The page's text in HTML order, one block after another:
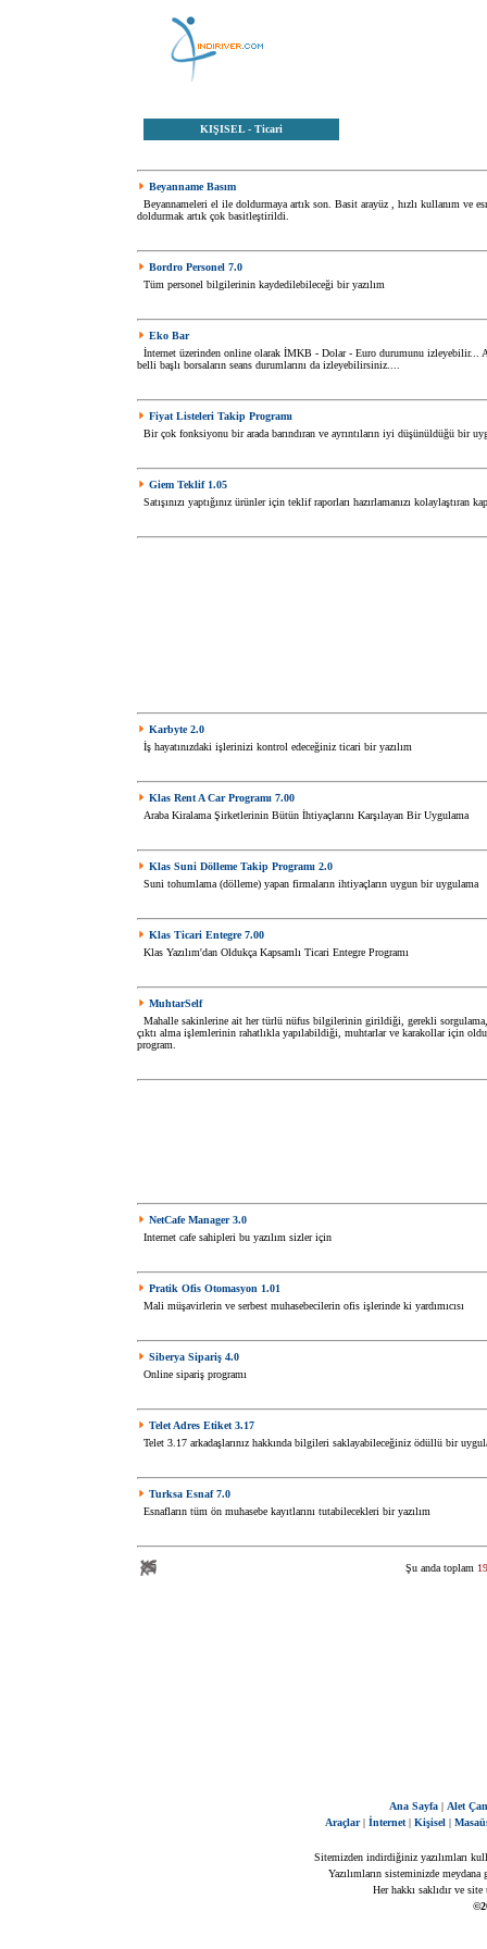
KIŞISEL- Ticari
Beyanname Basım
Beyannameleri el ile doldurmaya artık son. Basit arayüz , hızlı kullanım ve
doldurmak artık çok basitleştirildi.
Bordro Personel 7.0
Tüm personel bilgilerinin kaydedilebileceği bir yazılım
Eko Bar
İnternet üzerinden online olarak İMKB - Dolar - Euro durumunu izleyebilir...
belli başlı borsaların seans durumlarını da izleyebilirsiniz....
Fiyat Listeleri Takip Programı
Bir çok fonksiyonu bir arada barındıran ve ayrıntıların iyi düşünüldüğü bir
Giem Teklif 1.05
Satışınızı yaptığınız ürünler için teklif raporları hazırlamanızı kolaylaştıran
Karbyte 2.0
İş hayatınızdaki işlerinizi kontrol edeceğiniz ticari bir yazılım
Klas Rent A Car Programı 7.00
Araba Kiralama Şirketlerinin Bütün İhtiyaçlarını Karşılayan Bir Uygulama
Klas Suni Dölleme Takip Programı 2.0
Suni tohumlama (dölleme) yapan firmaların ihtiyaçların uygun bir uygulama
Klas Ticari Entegre 7.00
Klas Yazılım'dan Oldukça Kapsamlı Ticari Entegre Programı
MuhtarSelf
Mahalle sakinlerine ait her türlü nüfus bilgilerinin girildiği, gerekli sorgulama,
çıktı alma işlemlerinin rahatlıkla yapılabildiği, muhtarlar ve karakollar için
program.
NetCafe Manager 3.0
Internet cafe sahipleri bu yazılım sizler için
Pratik Ofis Otomasyon 1.01
Mali müşavirlerin ve serbest muhasebecilerin ofis işlerinde ki yardımıcısı
Siberya Sipariş 4.0
Online sipariş programı
Telet Adres Etiket 3.17
Telet 3.17 arkadaşlarınız hakkında bilgileri saklayabileceğiniz ödüllü bir
Turksa Esnaf 7.0
Esnafların tüm ön muhasebe kayıtlarını tutabilecekleri bir yazılım
Şu anda toplam 19
Ana Sayfa| Alet
Araçlar| İnternet| Kişisel|
Sitemizden indirdiğiniz yazılımları
Yazılımların sisteminizde
Her hakkı saklıdır ve